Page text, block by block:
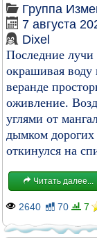
Группа
7 августа
Dixel
Последние лучи
окрашивая воду
веранде
оживление.
углями от
дымком
откинулся на
Читать далее...
2640 70 7